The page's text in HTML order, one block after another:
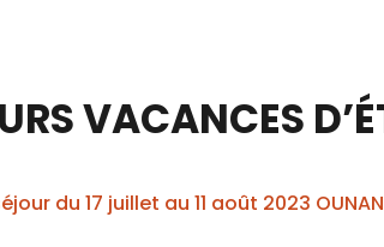
VACANCES
du 17 juillet au 11 août 2023